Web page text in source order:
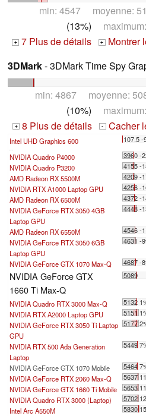
min: 4547 moyenne:
(13%)
+ 7 Plus de détails + Montrer
3DMark- 3DMark Time Spy
min: 4867 moyenne:
(10%)
+ 8 Plus de détails - Cacher
Intel UHD Graphics 600 107.5 -
NVIDIA Quadro P4000
3960 -
NVIDIA Quadro P3200
4155 -
AMD Radeon RX 5500M
4209 -
NVIDIA RTX A1000 Laptop GPU
4256 -
AMD Radeon RX 6500M
4372 -
NVIDIA GeForce RTX 3050 4GB
Laptop GPU
4448 -
AMD Radeon RX 6550M
4546 -
NVIDIA GeForce RTX 3050 6GB
Laptop GPU
4631 -
NVIDIA GeForce GTX 1070 Max-Q 4687 -
NVIDIA GeForce GTX
1660 Ti Max-Q
5089
NVIDIA Quadro RTX 3000 Max-Q
5132
NVIDIA RTX A2000 Laptop GPU
5151
NVIDIA GeForce RTX 3050 Ti Laptop
GPU
5177
NVIDIA RTX 500 Ada Generation
Laptop
5449
NVIDIA GeForce GTX 1070 Mobile
5464
NVIDIA GeForce RTX 2060 Max-Q
5637
NVIDIA GeForce GTX 1660 Ti Mobile
5653
NVIDIA Quadro RTX 3000 (Laptop)
5702
Intel Arc A550M
5830